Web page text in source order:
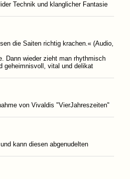
Technik und klanglicher Fantasie
die Saiten richtig krachen.« (Audio,
Dann wieder zieht man rhythmisch
geheimnisvoll, vital und delikat
von Vivaldis "VierJahreszeiten"
kann diesen abgenudelten